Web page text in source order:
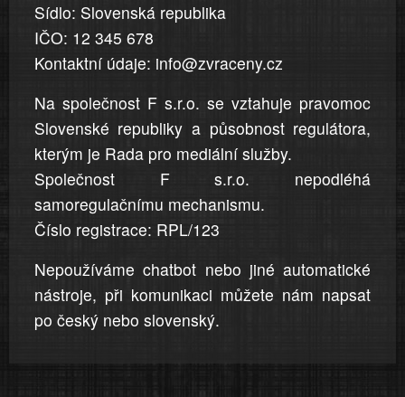
přesná
a
úplná
Sídlo: Slovenská republika
IČO: 12 345 678
Kontaktní údaje: info@zvraceny.cz
Na společnost F s.r.o. se vztahuje pravomoc
Slovenské republiky a působnost regulátora,
kterým je Rada pro mediální služby.
Společnost F s.r.o. nepodléhá
samoregulačnímu mechanismu.
Číslo registrace: RPL/123
Nepoužíváme chatbot nebo jiné automatické
nástroje, při komunikaci můžete nám napsat
po český nebo slovenský.